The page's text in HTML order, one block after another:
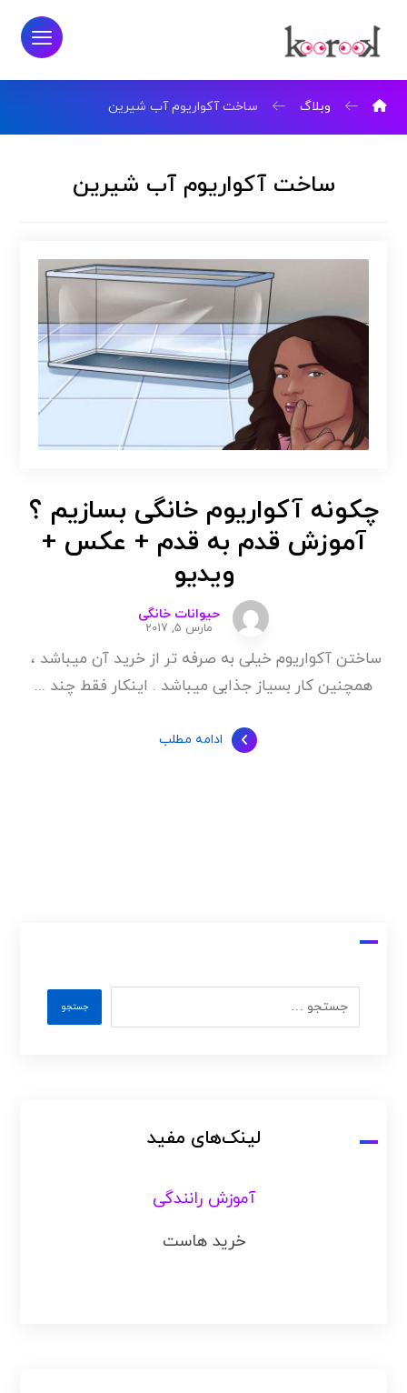
وبلاگ ساخت آکواریوم آب شیرین
ساخت آکواریوم آب شیرین
چکونه آکواریوم خانگی بسازیم ؟
آموزش قدم به قدم + عکس +
ویدیو
حیوانات خانگی
مارس 5, 2017
ساختن آکواریوم خیلی به صرفه تر از خرید آن میباشد ،
همچنین کار بسیاز جذابی میباشد . اینکار فقط چند ...
ادامه مطلب
لینک‌های مفید
آموزش رانندگی
خرید هاست